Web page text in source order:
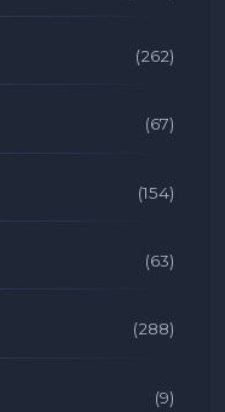
(262)
(67)
(154)
(63)
(288)
(9)